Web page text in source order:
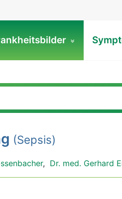
(Sepsis)
, Dr. med. Gerhard